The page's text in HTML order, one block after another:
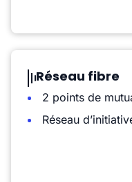
Réseau fibre
2 points de
Réseau